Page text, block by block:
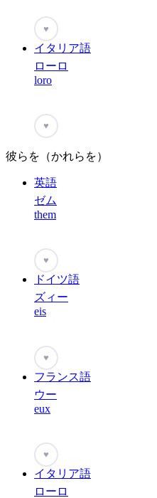
♥
イタリア語
ローロ
loro
♥
彼らを（かれらを）
英語
ゼム
them
♥
ドイツ語
ズィー
eis
♥
フランス語
ウー
eux
♥
イタリア語
ローロ